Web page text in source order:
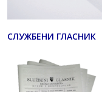
СЛУЖБЕНИ ГЛАСНИК